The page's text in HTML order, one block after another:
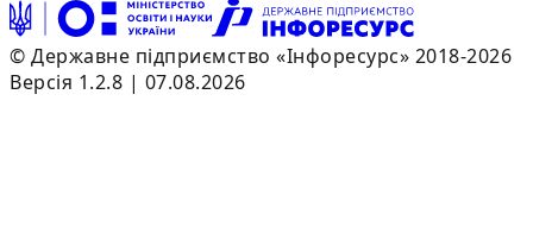
© Державне підприємство «Інфоресурс» 2018-2026
Версія 1.2.8 | 07.08.2026